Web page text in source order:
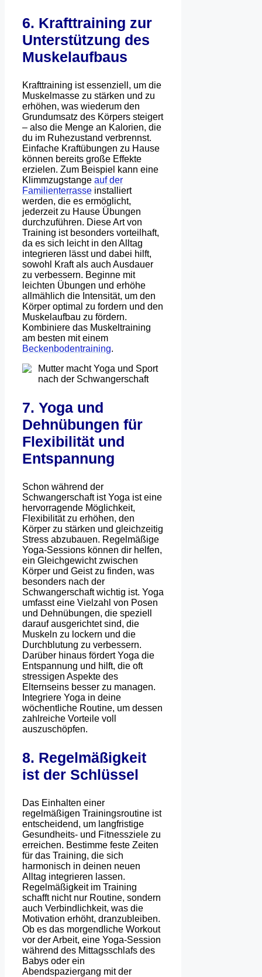
6. Krafttraining zur
Unterstützung des
Muskelaufbaus
Krafttraining ist essenziell, um die
Muskelmasse zu stärken und zu
erhöhen, was wiederum den
Grundumsatz des Körpers steigert
– also die Menge an Kalorien, die
du im Ruhezustand verbrennst.
Einfache Kraftübungen zu Hause
können bereits große Effekte
erzielen. Zum Beispiel kann eine
Klimmzugstange auf der
Familienterrasse installiert
werden, die es ermöglicht,
jederzeit zu Hause Übungen
durchzuführen. Diese Art von
Training ist besonders vorteilhaft,
da es sich leicht in den Alltag
integrieren lässt und dabei hilft,
sowohl Kraft als auch Ausdauer
zu verbessern. Beginne mit
leichten Übungen und erhöhe
allmählich die Intensität, um den
Körper optimal zu fordern und den
Muskelaufbau zu fördern.
Kombiniere das Muskeltraining
am besten mit einem
Beckenbodentraining.
7. Yoga und
Dehnübungen für
Flexibilität und
Entspannung
Schon während der
Schwangerschaft ist Yoga ist eine
hervorragende Möglichkeit,
Flexibilität zu erhöhen, den
Körper zu stärken und gleichzeitig
Stress abzubauen. Regelmäßige
Yoga-Sessions können dir helfen,
ein Gleichgewicht zwischen
Körper und Geist zu finden, was
besonders nach der
Schwangerschaft wichtig ist. Yoga
umfasst eine Vielzahl von Posen
und Dehnübungen, die speziell
darauf ausgerichtet sind, die
Muskeln zu lockern und die
Durchblutung zu verbessern.
Darüber hinaus fördert Yoga die
Entspannung und hilft, die oft
stressigen Aspekte des
Elternseins besser zu managen.
Integriere Yoga in deine
wöchentliche Routine, um dessen
zahlreiche Vorteile voll
auszuschöpfen.
8. Regelmäßigkeit
ist der Schlüssel
Das Einhalten einer
regelmäßigen Trainingsroutine ist
entscheidend, um langfristige
Gesundheits- und Fitnessziele zu
erreichen. Bestimme feste Zeiten
für das Training, die sich
harmonisch in deinen neuen
Alltag integrieren lassen.
Regelmäßigkeit im Training
schafft nicht nur Routine, sondern
auch Verbindlichkeit, was die
Motivation erhöht, dranzubleiben.
Ob es das morgendliche Workout
vor der Arbeit, eine Yoga-Session
während des Mittagsschlafs des
Babys oder ein
Abendspaziergang mit der